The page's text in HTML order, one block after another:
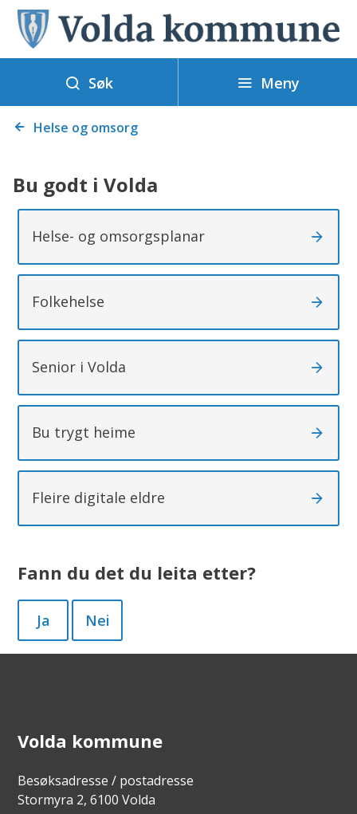
V
o
l
a
e
Søk Meny
Du Helse og omsorg
Bu godt i Volda
Helse- og omsorgsplanar
Folkehelse
Senior i Volda
Bu trygt heime
Fleire digitale eldre
Fann du det du leita etter?
Ja Nei
Volda kommune
Besøksadresse / postadresse
Stormyra 2, 6100 Volda